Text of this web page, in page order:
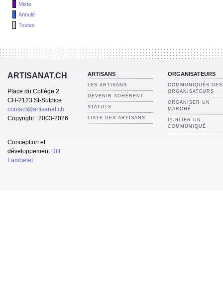
Mixte
Annulé
Toutes
ARTISANAT.CH
Place du Collège 2
CH-2123 St-Sulpice
contact@artisanat.ch
Copyright : 2003-2026
Conception et
développement DIIL
Lambelet
ARTISANS
LES ARTISANS
DEVENIR ADHÉRENT
STATUTS
LISTE DES ARTISANS
ORGANISATEURS
COMMUNIQUÉS DES
ORGANISATEURS
ORGANISER UN
MARCHÉ
PUBLIER UN
COMMUNIQUÉ